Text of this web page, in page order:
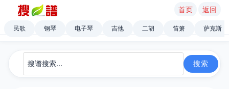
首页 返回
民歌 钢琴 电子琴 吉他 二胡 笛箫 萨克斯